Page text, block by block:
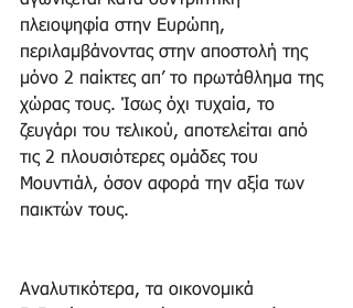
πλειοψηφία στην Ευρώπη,
περιλαμβάνοντας στην αποστολή της
μόνο 2 παίκτες απ’ το πρωτάθλημα της
χώρας τους. Ίσως όχι τυχαία, το
ζευγάρι του τελικού, αποτελείται από
τις 2 πλουσιότερες ομάδες του
Μουντιάλ, όσον αφορά την αξία των
παικτών τους.
Αναλυτικότερα, τα οικονομικά